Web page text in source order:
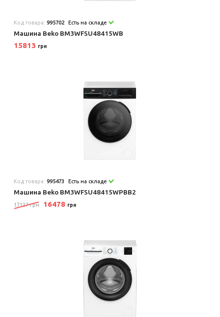
Код товара:995702 Есть на складе
Машина Beko BM3WFSU48415WB
15813 грн
Код товара:995473 Есть на складе
Машина Beko BM3WFSU48415WPBB2
17127 грн 16478 грн